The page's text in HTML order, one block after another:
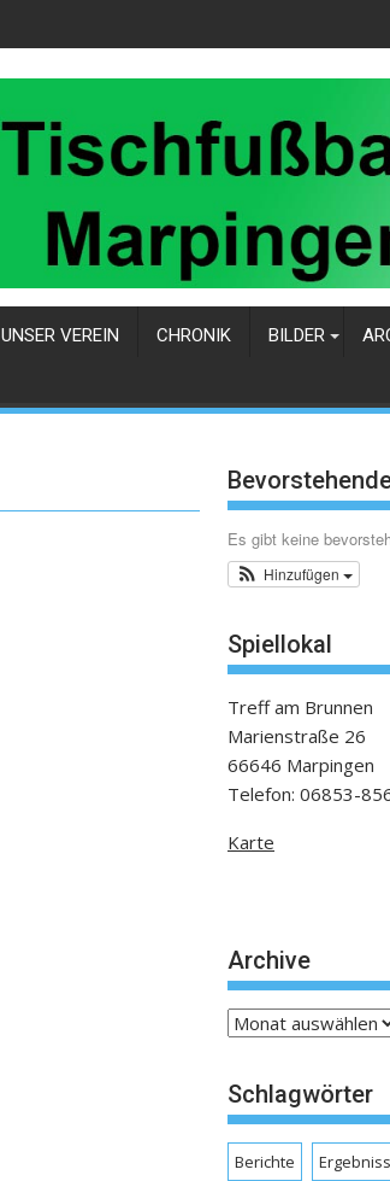
UNSER VEREIN CHRONIK BILDER
Es gibt keine
Hinzufügen
Spiellokal
Treff am Brunnen
Marienstraße 26
66646 Marpingen
Telefon: 06853-
Karte
Archive
Archive
Schlagwörter
Berichte